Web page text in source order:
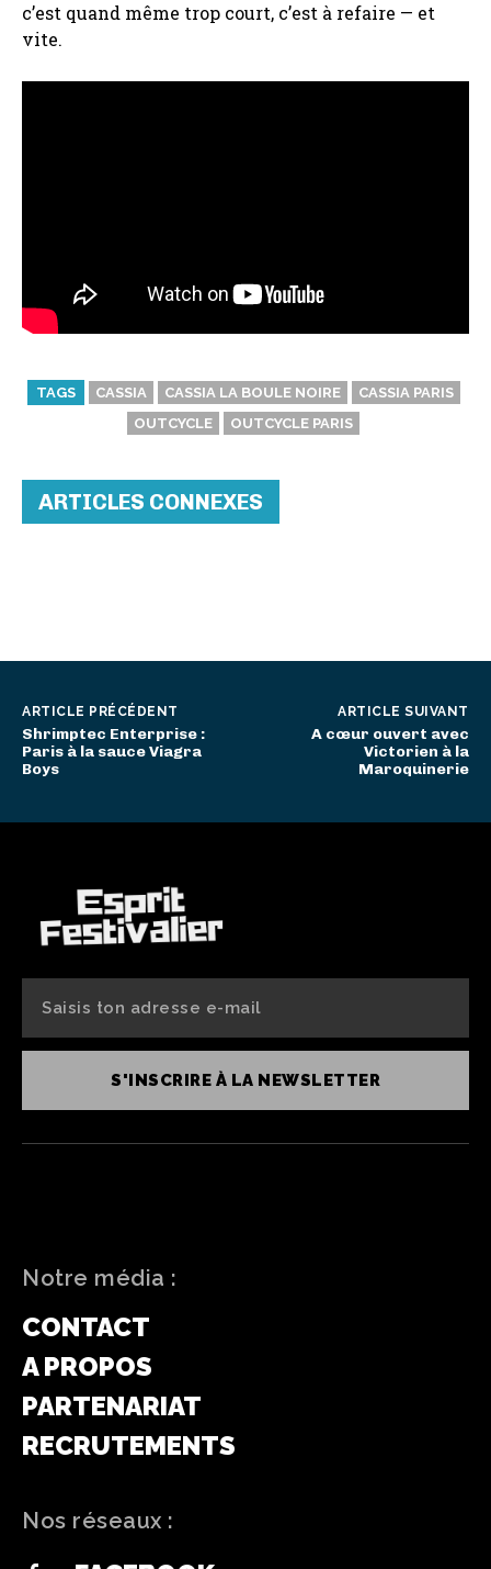
c’est quand même trop court, c’est à refaire — et
vite.
TAGS CASSIA CASSIA LA BOULE NOIRE
CASSIA PARIS
OUTCYCLE
OUTCYCLE PARIS
ARTICLES CONNEXES
ARTICLE PRÉCÉDENT
Shrimptec Enterprise :
Paris à la sauce Viagra
Boys
ARTICLE SUIVANT
A cœur ouvert avec
Victorien à la
Maroquinerie
S'INSCRIRE À LA NEWSLETTER
Notre média :
CONTACT
A PROPOS
PARTENARIAT
RECRUTEMENTS
Nos réseaux :